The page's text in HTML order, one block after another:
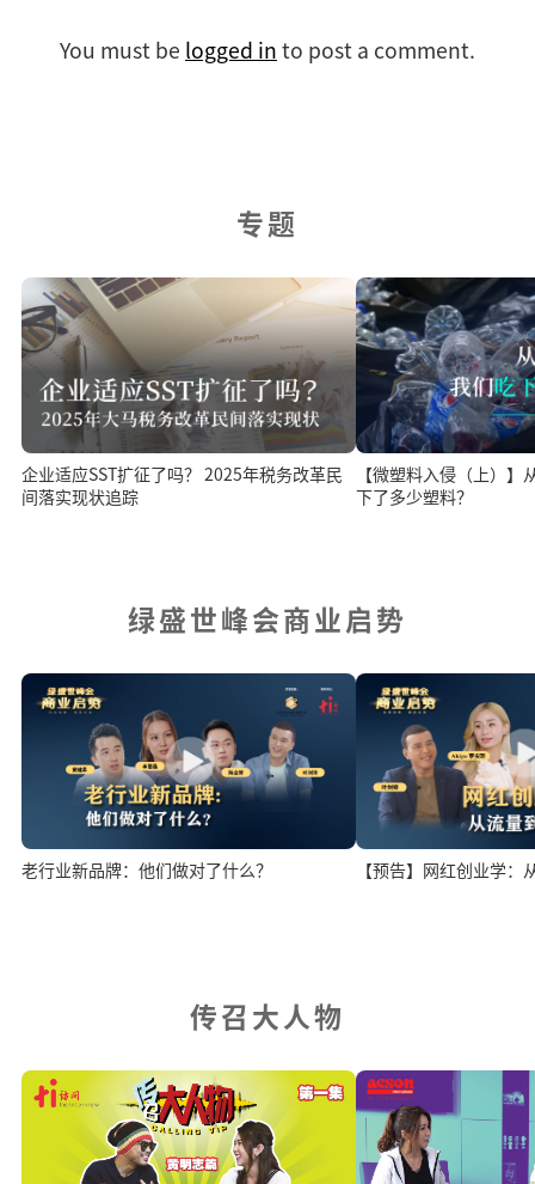
You must be logged in to post a comment.
专题
企业适应SST扩征了吗？ 2025年税务改革民
间落实现状追踪
【微塑料入侵（上）
下了多少塑料？
绿盛世峰会商业启势
老行业新品牌：他们做对了什么？ 【预告】网红创业学：
传召大人物